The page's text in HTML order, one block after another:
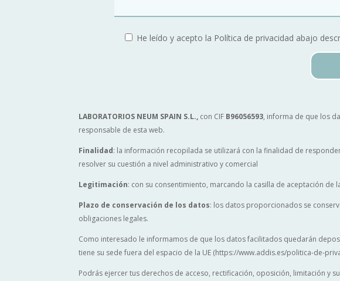
He leído y acepto la Política de privacidad abajo
LABORATORIOS NEUM SPAIN S.L., con CIF B96056593, informa de que los
responsable de esta web.
Finalidad: la información recopilada se utilizará con la finalidad de
resolver su cuestión a nivel administrativo y comercial
Legitimación: con su consentimiento, marcando la casilla de aceptación
Plazo de conservación de los datos: los datos proporcionados se
obligaciones legales.
Como interesado le informamos de que los datos facilitados quedarán
tiene su sede fuera del espacio de la UE (https://www.addis.es/politica-de-
Podrás ejercer tus derechos de acceso, rectificación, oposición, limitación y